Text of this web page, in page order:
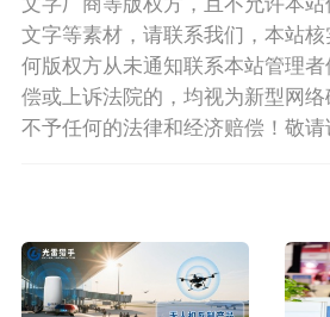
文字等素材，请联系我们，本站
何版权方从未通知联系本站管理
偿或上诉法院的，均视为新型网
不予任何的法律和经济赔偿！敬请